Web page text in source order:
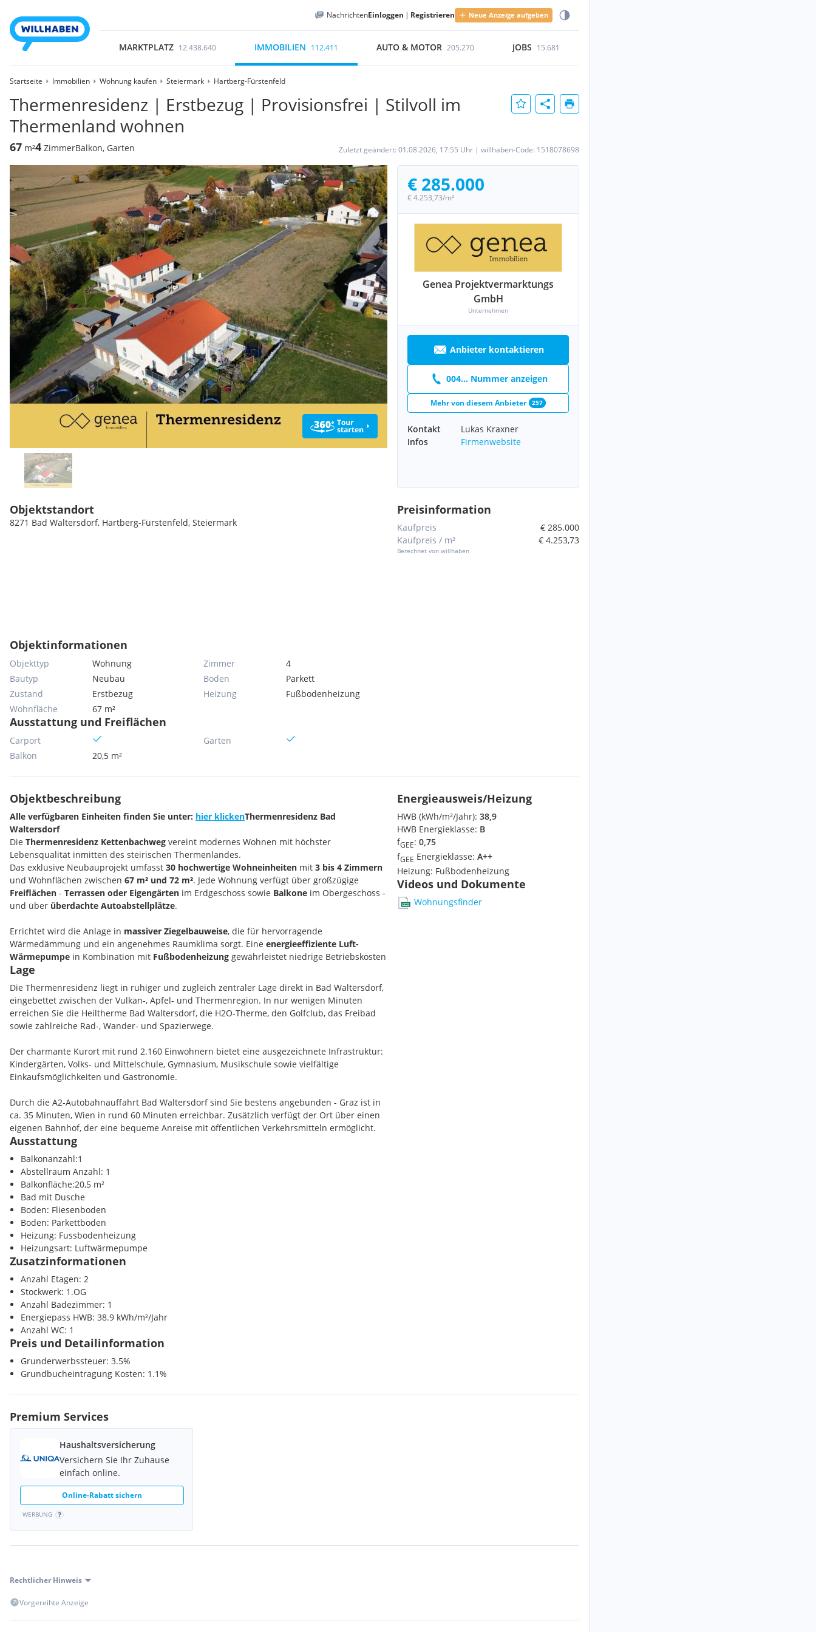
NachrichtenEinloggen | Registrieren Neue Anzeige aufgeben
MARKTPLATZ 12.438.640 IMMOBILIEN 112.411 AUTO & MOTOR 205.270 JOBS 15.681
Startseite Immobilien Wohnung kaufen Steiermark Hartberg-Fürstenfeld
Thermenresidenz | Erstbezug | Provisionsfrei | Stilvoll im
Thermenland wohnen
67 m²4 ZimmerBalkon, Garten Zuletzt geändert: 01.08.2026, 17:55 Uhr | willhaben-Code: 1518078698
€ 285.000
€ 4.253,73/m²
Genea Projektvermarktungs
GmbH
Unternehmen
Anbieter kontaktieren
004... Nummer anzeigen
Mehr von diesem Anbieter 257
Kontakt
Lukas Kraxner
Infos
Firmenwebsite
Objektstandort
8271 Bad Waltersdorf, Hartberg-Fürstenfeld, Steiermark
Objektinformationen
Objekttyp
Wohnung
Bautyp
Neubau
Zustand
Erstbezug
Wohnfläche
67 m²
Zimmer
4
Böden
Parkett
Heizung
Fußbodenheizung
Ausstattung und Freiflächen
Carport
Balkon
20,5 m²
Garten
Preisinformation
Kaufpreis
€ 285.000
Kaufpreis / m²
Berechnet von willhaben
€ 4.253,73
Objektbeschreibung
Alle verfügbaren Einheiten finden Sie unter: hier klickenThermenresidenz Bad
Waltersdorf
Die Thermenresidenz Kettenbachweg vereint modernes Wohnen mit höchster
Lebensqualität inmitten des steirischen Thermenlandes.
Das exklusive Neubauprojekt umfasst 30 hochwertige Wohneinheiten mit 3 bis 4 Zimmern
und Wohnflächen zwischen 67 m² und 72 m². Jede Wohnung verfügt über großzügige
Freiflächen - Terrassen oder Eigengärten im Erdgeschoss sowie Balkone im Obergeschoss -
und über überdachte Autoabstellplätze.
Errichtet wird die Anlage in massiver Ziegelbauweise, die für hervorragende
Wärmedämmung und ein angenehmes Raumklima sorgt. Eine energieeffiziente Luft-
Wärmepumpe in Kombination mit Fußbodenheizung gewährleistet niedrige Betriebskosten
(Heizwärmebedarf ca. 32 kWh/m²a).
Die Obergeschosswohnungen überzeugen durch ein besonderes Highlight:
DieRaumhöhe reicht bis zum Giebel, wodurch ein außergewöhnlich großzügiges und
offenes Wohngefühl entsteht.
Im Innenbereich erwarten Sie hochwertige Materialien wie Eichenparkett
in allen
Wohnräumen und Feinsteinzeugfliesenin den Nassbereichen.
Auf Wunsch besteht die Möglichkeit, dieInnenausstattung individuell nach eigenen
Vorstellungenzu gestalten - für ein Zuhause, das perfekt zu Ihnen passt.
Diemoderne Haustechnikumfasst Internet- und Telekabelanschlüsse (A1), eine
nachhaltige Wasserversorgung sowie natürliche Be- und Entlüftung. Die architektonisch
ansprechende Fassade in warmem Pastellgelb und die klassischenSatteldächer mit roten
Ziegelnfügen sich harmonisch in die grüne Umgebung ein.
Flexible Wohnkonzepte - Maisonette-Möglichkeit
Jedes Haus der Thermenresidenz besteht aus
mit Eigengarten und zwei im Obergeschoss mit Balkon.
Bei Bedarf besteht die Möglichkeit,
So kann beispielsweise eine
geschaffen werden - ideal für Familien oder alle, die mehr Platz und Großzügigkeit
schätzen.
Carport & Stellplätze
Zu jeder Einheit steht ein
Kosten pro Carportplatz: EUR 17.500,-
Lage
Die Thermenresidenz liegt in ruhiger und zugleich zentraler Lage direkt in Bad Waltersdorf,
eingebettet zwischen der Vulkan-, Apfel- und Thermenregion. In nur wenigen Minuten
erreichen Sie die Heiltherme Bad Waltersdorf, die H2O-Therme, den Golfclub, das Freibad
sowie zahlreiche Rad-, Wander- und Spazierwege.
Der charmante Kurort mit rund 2.160 Einwohnern bietet eine ausgezeichnete Infrastruktur:
Kindergärten, Volks- und Mittelschule, Gymnasium, Musikschule sowie vielfältige
Einkaufsmöglichkeiten und Gastronomie.
Durch die A2-Autobahnauffahrt Bad Waltersdorf sind Sie bestens angebunden - Graz ist in
ca. 35 Minuten, Wien in rund 60 Minuten erreichbar. Zusätzlich verfügt der Ort über einen
eigenen Bahnhof, der eine bequeme Anreise mit öffentlichen Verkehrsmitteln ermöglicht.
Bad Waltersdorf steht für Lebensqualität, Entspannung und Aktivität: Ob Wellness, Sport
oder Kultur - hier genießen Sie das Leben im Grünen mit allen Vorteilen einer modernen
Infrastruktur.
Region:Therme H2O
Infrastruktur / Entfernungen
Gesundheit
Arzt <500m
Apotheke <1000m
Kinder / Schulen
Schule <500m
Kindergarten <500m
Nahversorgung
Bäckerei <500m
Autobahnanschluss <2000m
Bahnhof <500m
Sonstige
Post <500m
Polizei <1000m
Ausstattung
Balkonanzahl:1
Abstellraum Anzahl: 1
Balkonfläche:20,5 m²
Bad mit Dusche
Boden: Fliesenboden
Boden: Parkettboden
Heizung: Fussbodenheizung
Heizungsart: Luftwärmepumpe
Zusatzinformationen
Anzahl Etagen: 2
Stockwerk: 1.OG
Anzahl Badezimmer: 1
Energiepass HWB: 38.9 kWh/m²/Jahr
Anzahl WC: 1
Preis und Detailinformation
Grunderwerbssteuer: 3.5%
Grundbucheintragung Kosten: 1.1%
Energieausweis/Heizung
HWB (kWh/m²/Jahr): 38,9
HWB Energieklasse: B
fGEE: 0,75
fGEE Energieklasse: A++
Heizung: Fußbodenheizung
Videos und Dokumente
Wohnungsfinder
Premium Services
Haushaltsversicherung
Versichern Sie Ihr Zuhause
einfach online.
Online-Rabatt sichern
WERBUNG
Rechtlicher Hinweis
Vorgereihte Anzeige